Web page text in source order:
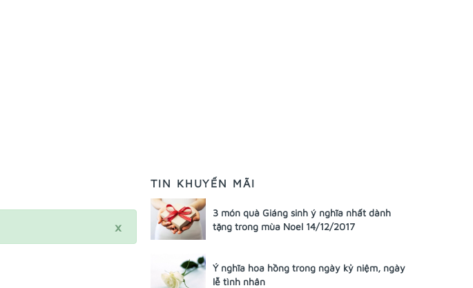
×
TIN KHUYẾN MÃI
3 món quà Giáng sinh ý nghĩa nhất dành
tặng trong mùa Noel 14/12/2017
Ý nghĩa hoa hồng trong ngày kỷ niệm, ngày
lễ tình nhân